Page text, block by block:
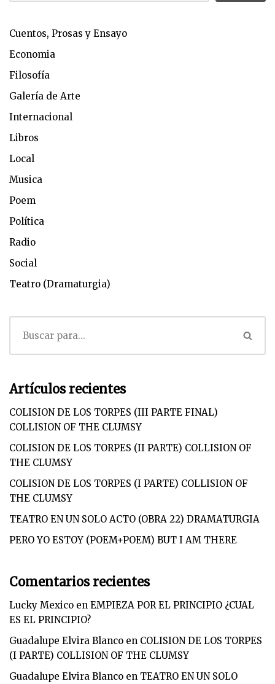
Cuentos, Prosas y Ensayo
Economia
Filosofía
Galería de Arte
Internacional
Libros
Local
Musica
Poem
Política
Radio
Social
Teatro (Dramaturgia)
Artículos recientes
COLISION DE LOS TORPES (III PARTE FINAL)
COLLISION OF THE CLUMSY
COLISION DE LOS TORPES (II PARTE) COLLISION OF
THE CLUMSY
COLISION DE LOS TORPES (I PARTE) COLLISION OF
THE CLUMSY
TEATRO EN UN SOLO ACTO (OBRA 22) DRAMATURGIA
PERO YO ESTOY (POEM+POEM) BUT I AM THERE
Comentarios recientes
Lucky Mexico en EMPIEZA POR EL PRINCIPIO ¿CUAL
ES EL PRINCIPIO?
Guadalupe Elvira Blanco en COLISION DE LOS TORPES
(I PARTE) COLLISION OF THE CLUMSY
Guadalupe Elvira Blanco en TEATRO EN UN SOLO